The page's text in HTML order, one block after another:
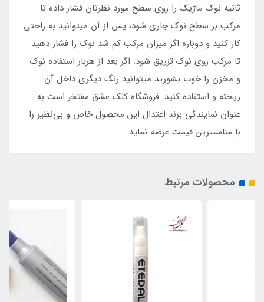
ثانیه نوک ماژیک را روی سطح مورد نظرتان فشار داده تا
مرکب بر سطح نوک جاری شود، پس از آن می‏توانید به راحتی
کار کنید و دوباره اگر میزان مرکب کم شد نوک را فشار دهید
تا مرکب روی نوک تزریق شود. اگر بعد از هربار استفاده نوک
و مخزن را خوب بشورید میتوانید رنگ دیگری داخل آن
ریخته و استفاده کنید. فروشگاه کلک عشق مفتخر است به
عنوان نمایندگی برند اعتدال این محصول خاص و بی‌نظیر را
با مناسبترین قیمت عرضه نماید.
محصولات مرتبط